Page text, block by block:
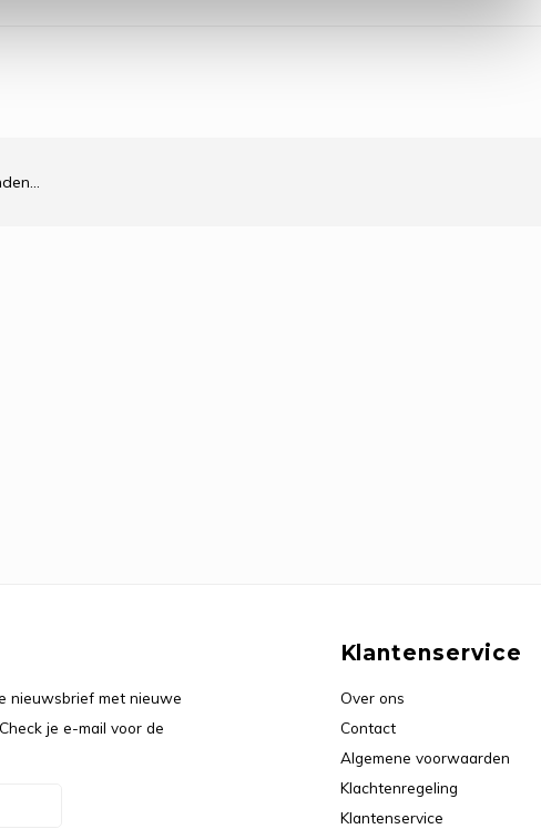
nieuwsbrief met nieuwe
je e-mail voor de
Klantenservice
Over ons
Contact
Algemene voorwaarden
Klachtenregeling
Klantenservice